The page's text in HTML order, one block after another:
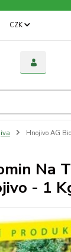
CZK
Hnojivo AG
Na
- 1